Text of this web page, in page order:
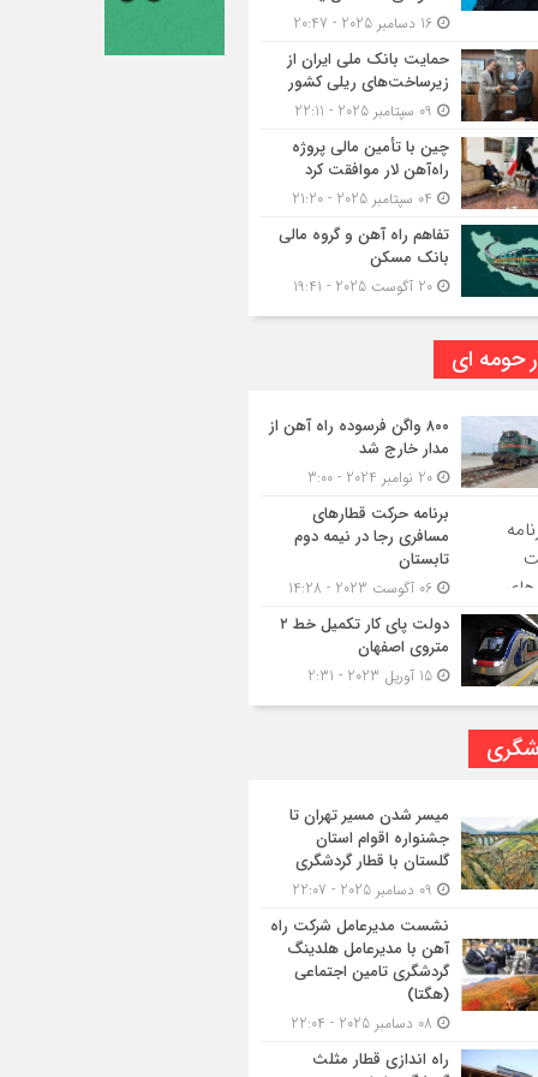
حمایت بانک ملی ایران از
زیرساخت‌های ریلی کشور
چین با تأمین مالی پروژه
راه‌آهن لار موافقت کرد
تفاهم راه آهن و گروه مالی
بانک مسکن
حومه ای
۸۰۰ واگن فرسوده راه آهن از
مدار خارج شد
برنامه حرکت قطارهای
مسافری رجا در نیمه دوم
تابستان
دولت پای کار تکمیل خط ۲
متروی اصفهان
میسر شدن مسیر تهران تا
جشنواره اقوام استان
گلستان با قطار گردشگری
نشست مدیرعامل شرکت راه
آهن با مدیرعامل هلدینگ
گردشگری تامین اجتماعی
(هگتا)
راه اندازی قطار مثلث